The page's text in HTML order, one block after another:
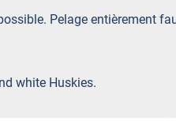
Pelage entièrement
white Huskies.